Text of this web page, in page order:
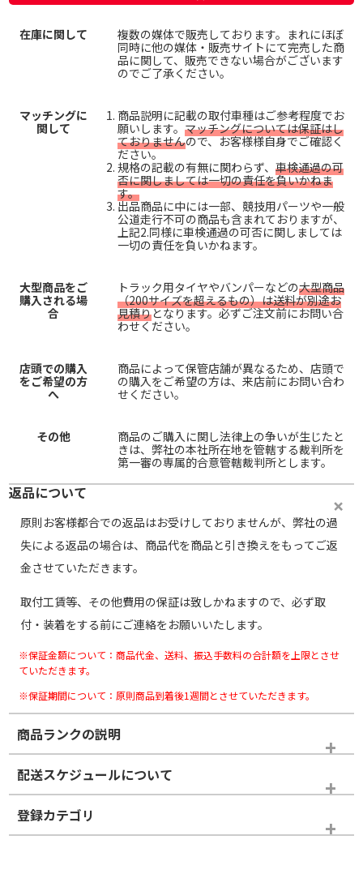
在庫に関して
複数の媒体で販売しております。まれにほぼ
同時に他の媒体・販売サイトにて完売した商
品に関して、販売できない場合がございます
のでご了承ください。
マッチングに
関して
商品説明に記載の取付車種はご参考程度でお
願いします。 マッチングについては保証はし
ておりませんので、お客様様自身でご確認く
ださい。
規格の記載の有無に関わらず、 車検通過の可
否に関しましては一切の責任を負いかねま
す。
出品商品に中には一部、競技用パーツや一般
公道走行不可の商品も含まれておりますが、
上記2.同様に車検通過の可否に関しましては
一切の責任を負いかねます。
大型商品をご
購入される場
合
トラック用タイヤやバンパーなどの大型商品
（200サイズを超えるもの）は送料が別途お
見積りとなります。必ずご注文前にお問い合
わせください。
店頭での購入
をご希望の方
へ
商品によって保管店舗が異なるため、店頭で
の購入をご希望の方は、来店前にお問い合わ
せください。
その他
商品のご購入に関し法律上の争いが生じたと
きは、弊社の本社所在地を管轄する裁判所を
第一審の専属的合意管轄裁判所とします。
返品について
原則お客様都合での返品はお受けしておりませんが、弊社の過
失による返品の場合は、商品代を商品と引き換えをもってご返
金させていただきます。
取付工賃等、その他費用の保証は致しかねますので、必ず取
付・装着をする前にご連絡をお願いいたします。
※保証金額について：商品代金、送料、振込手数料の合計額を上限とさせ
ていただきます。
※保証期間について：原則商品到着後1週間とさせていただきます。
商品ランクの説明
※商品ランクは出品者の主観により判断しておりますので、あら
かじめご了承ください。
ホイールランク
配送スケジュールについて
登録カテゴリ
ホイールのみ